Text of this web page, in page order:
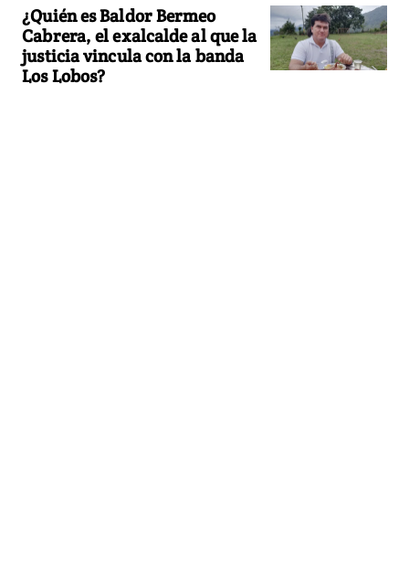
¿Quién es Baldor Bermeo
Cabrera, el exalcalde al que la
justicia vincula con la banda
Los Lobos?